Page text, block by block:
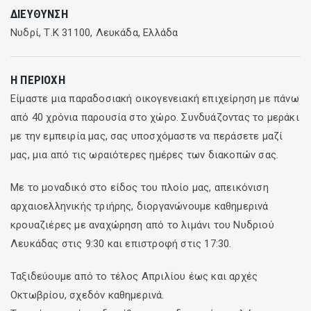
> ΣΠΑΡΤΟΧΩΡΙ ΜΕΓΑΝΗΣΙΟΥ (1ω30λ)
Επίσκεψη στο παραδοσιακό Σπαρτοχώρι, το κοσμοπολίτικο
χωριό του Μεγανησίου. Περιπλανηθείτε στα γραφικά του
σοκάκια και απολαύστε τις μαγευτικές θέες στα
Πριγκιποννήσια που απλώνονται μπροστά σας. Εναλλακτικά,
κάντε το μπάνιο σας στα γαλαζοπράσινα νερά, η χαλαρώστε
>> ΩΡΑ ΓΙΑ ΟΥΖΑΚΙ
Συνεχίζοντας την εκδρομή, κεραστείτε ουζάκι λευκαδίτικης
παραγωγής με σπιτικές ελιές από τον καπετάνιο και το
> ΠΑΡΑΛΙΑ ΚΛΙΜΑΚΙ (2ω30λ)
ΔΙΕΎΘΥΝΣΗ
Νυδρί, Τ.Κ 31100, Λευκάδα, Ελλάδα
Η ΠΕΡΙΟΧΉ
Είμαστε μια παραδοσιακή οικογενειακή επιχείρηση με πάνω
από 40 χρόνια παρουσία στο χώρο. Συνδυάζοντας το μεράκι
με την εμπειρία μας, σας υποσχόμαστε να περάσετε μαζί
μας, μια από τις ωραιότερες ημέρες των διακοπών σας.
Με το μοναδικό στο είδος του πλοίο μας, απεικόνιση
αρχαιοελληνικής τριήρης, διοργανώνουμε καθημερινά
κρουαζιέρες με αναχώρηση από το λιμάνι του Νυδριού
Λευκάδας στις 9:30 και επιστροφή στις 17:30.
Ταξιδεύουμε από το τέλος Απριλίου έως και αρχές
Οκτωβρίου, σχεδόν καθημερινά.